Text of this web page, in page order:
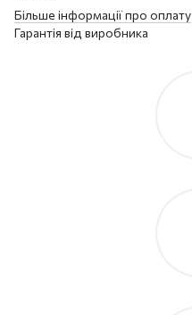
Більше інформації про оплату
Гарантія від виробника